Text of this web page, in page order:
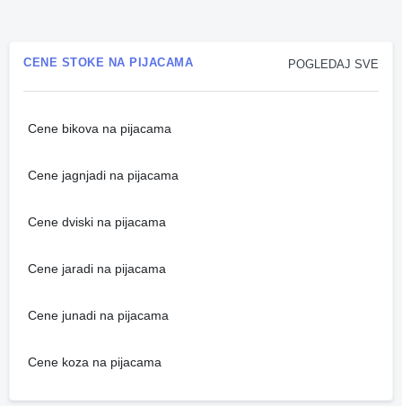
POGLEDAJ SVE
CENE STOKE NA PIJACAMA
Cene bikova na pijacama
Cene jagnjadi na pijacama
Cene dviski na pijacama
Cene jaradi na pijacama
Cene junadi na pijacama
Cene koza na pijacama